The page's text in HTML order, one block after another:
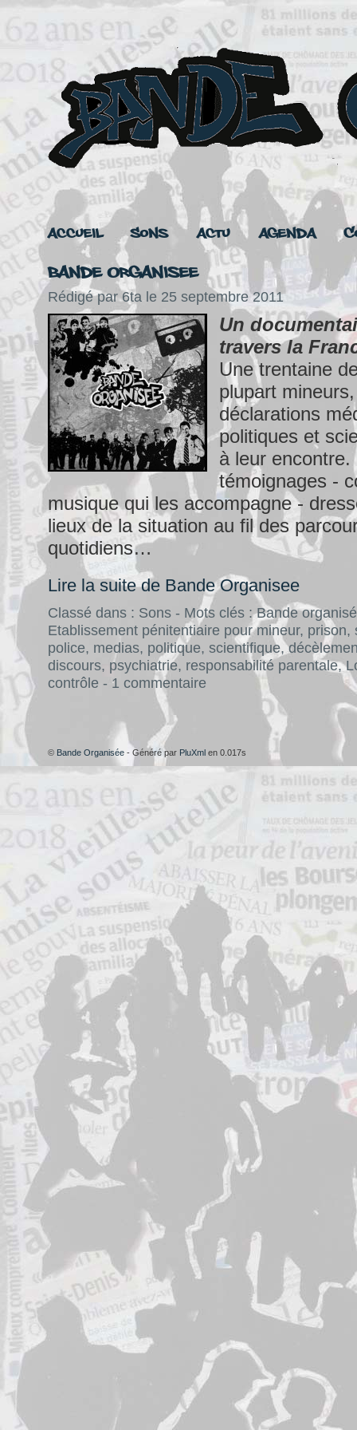
Accueil Sons Actu Agenda
Bande Organisee
Rédigé par 6ta le 25 septembre 2011
Un
travers la
Une trentaine
plupart
déclarations
politiques et
à leur encontre.
témoignages -
musique qui les accompagne -
lieux de la situation au fil des
quotidiens…
Lire la suite de Bande Organisee
Classé dans : Sons - Mots clés :Bande
Etablissement pénitentiaire pour mineur, prison,
police, medias, politique, scientifique,
discours, psychiatrie, responsabilité parentale,
contrôle - 1 commentaire
© Bande Organisée - Généré par PluXml en 0.017s